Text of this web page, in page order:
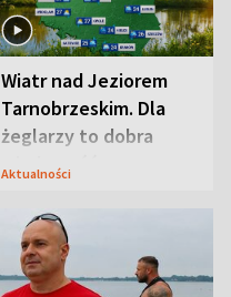
Wiatr nad Jeziorem
Tarnobrzeskim. Dla
żeglarzy to dobra
wiadomość
Aktualności